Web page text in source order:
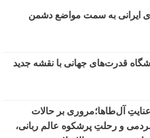
ایرانی به سمت مواضع دشمن
قدرت‌های جهانی با نقشه جدید
آل‌طاها؛مروری بر حالات
و رحلتِ پرشکوه عالم ربانی،